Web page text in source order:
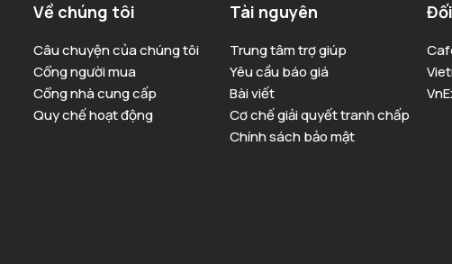
Về chúng tôi
Câu chuyện của chúng tôi
Cổng người mua
Cổng nhà cung cấp
Quy chế hoạt động
Tài nguyên
Trung tâm trợ giúp
Yêu cầu báo giá
Bài viết
Cơ chế giải quyết tranh chấp
Chính sách bảo mật